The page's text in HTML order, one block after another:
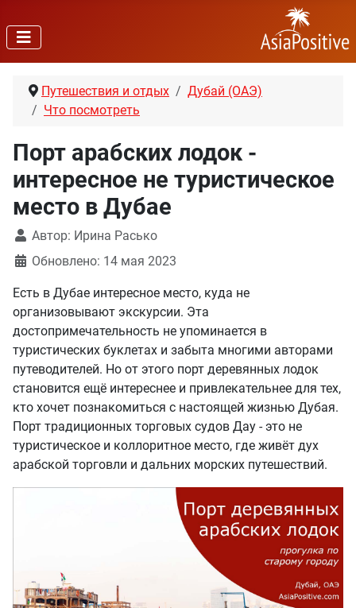
Путешествия и отдых
Дубай (ОАЭ)
Что посмотреть
Порт арабских лодок -
интересное не туристическое
место в Дубае
Автор: Ирина Расько
Обновлено: 14 мая 2023
Есть в Дубае интересное место, куда не
организовывают экскурсии. Эта
достопримечательность не упоминается в
туристических буклетах и забыта многими авторами
путеводителей. Но от этого порт деревянных лодок
становится ещё интереснее и привлекательнее для тех,
кто хочет познакомиться с настоящей жизнью Дубая.
Порт традиционных торговых судов Дау - это не
туристическое и коллоритное место, где живёт дух
арабской торговли и дальних морских путешествий.